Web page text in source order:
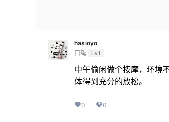
hasioyo
口嗨 Lv1
中午偷闲做个按摩，环境
体得到充分的放松。
0 0